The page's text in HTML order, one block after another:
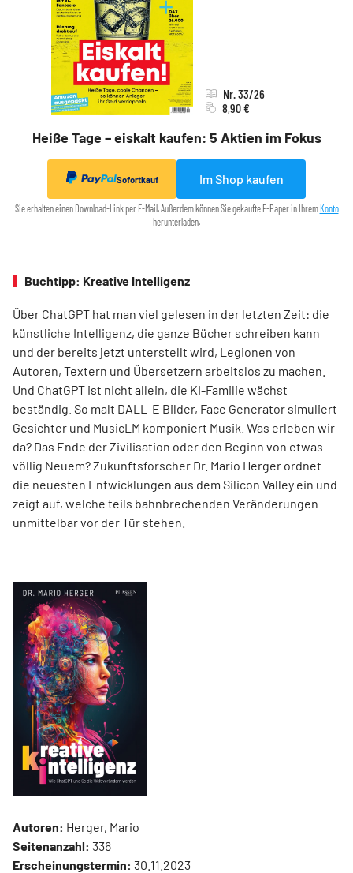
Heiße Tage – eiskalt kaufen: 5 Aktien im Fokus
Nr. 33/26
8,90 €
Sofortkauf Im Shop kaufen
Sie erhalten einen Download-Link per E-Mail. Außerdem können Sie gekaufte E-Paper in Ihrem Konto
herunterladen.
Buchtipp: Kreative Intelligenz
Über ChatGPT hat man viel gelesen in der letzten Zeit: die
künstliche Intelligenz, die ganze Bücher schreiben kann
und der bereits jetzt unterstellt wird, Legionen von
Autoren, Textern und Übersetzern arbeitslos zu machen.
Und ChatGPT ist nicht allein, die KI-Familie wächst
beständig. So malt DALL-E Bilder, Face Generator simuliert
Gesichter und MusicLM komponiert Musik. Was erleben wir
da? Das Ende der Zivilisation oder den Beginn von etwas
völlig Neuem? Zukunftsforscher Dr. Mario Herger ordnet
die neuesten Entwicklungen aus dem Silicon Valley ein und
zeigt auf, welche teils bahnbrechenden Veränderungen
unmittelbar vor der Tür stehen.
Autoren: Herger, Mario
Seitenanzahl: 336
Erscheinungstermin: 30.11.2023